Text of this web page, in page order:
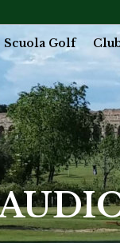
Scuola Golf